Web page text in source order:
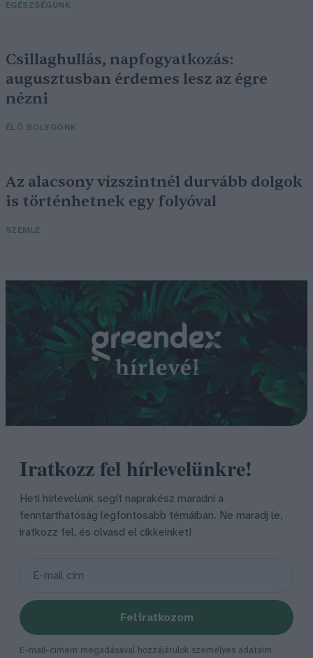
EGÉSZSÉGÜNK
Csillaghullás, napfogyatkozás:
augusztusban érdemes lesz az égre
nézni
ÉLŐ BOLYGÓNK
Az alacsony vízszintnél durvább dolgok
is történhetnek egy folyóval
SZEMLE
Iratkozz fel hírlevelünkre!
Heti hírlevelünk segít naprakész maradni a
fenntarthatóság legfontosabb témáiban. Ne maradj le,
iratkozz fel, és olvasd el cikkeinket!
Feliratkozom
E-mail-címem megadásával hozzájárulok személyes adataim